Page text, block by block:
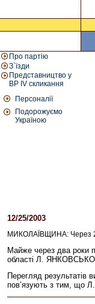
Про партію
З`їзди
Представництво у
ВР IV скликання
Персоналії
Подорожуємо
Україною
12/25/2003
МИКОЛАЇВЩИНА: Через 2
Майже через два роки
області Л.
Перегляд результатів
пов’язують з тим, що